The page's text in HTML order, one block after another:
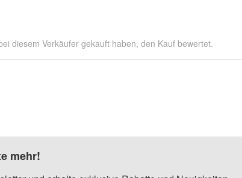
diesem Verkäufer gekauft haben, den Kauf bewertet.
mehr!